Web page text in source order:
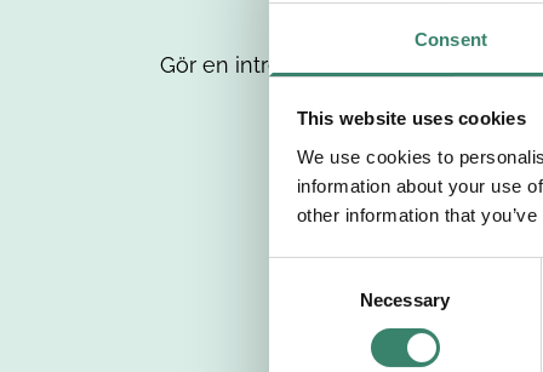
Consent
This website uses cookies
We use cookies to
information about your use
other information that
Necessary
Gör en intresseanmälan så